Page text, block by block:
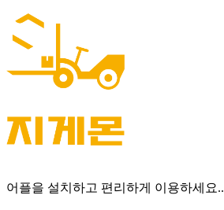
어플을 설치하고 편리하게 이용하세요..